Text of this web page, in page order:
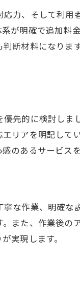
スクリーニング
クリーニング
選び方
比較法
イント
ツ
グを考える
対応とは
る理由
リット解説
者特徴
力、そして利用
が明確で追加料
断材料になりま
先的に検討しま
リアを明記して
のあるサービスを
な作業、明確な
また、作業後の
実現します。